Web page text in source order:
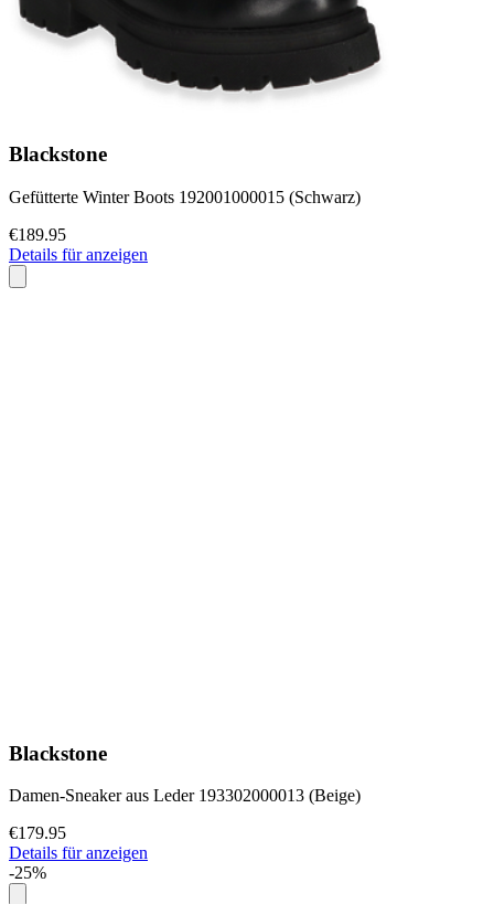
Blackstone
Gefütterte Winter Boots 192001000015 (Schwarz)
€189.95
Details für anzeigen
Blackstone
Damen-Sneaker aus Leder 193302000013 (Beige)
€179.95
Details für anzeigen
-25%